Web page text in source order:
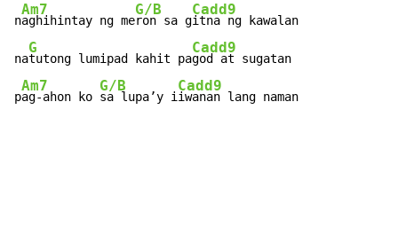
n
Am7
aghihintay ng me
G/B
ron sa g
Cadd9
itna ng kawalan
na
G
tutong lumipad kahit pa
Cadd9
god at sugatan
p
Am7
ag-ahon ko
G/B
sa lupa’y i
Cadd9
iwanan lang naman